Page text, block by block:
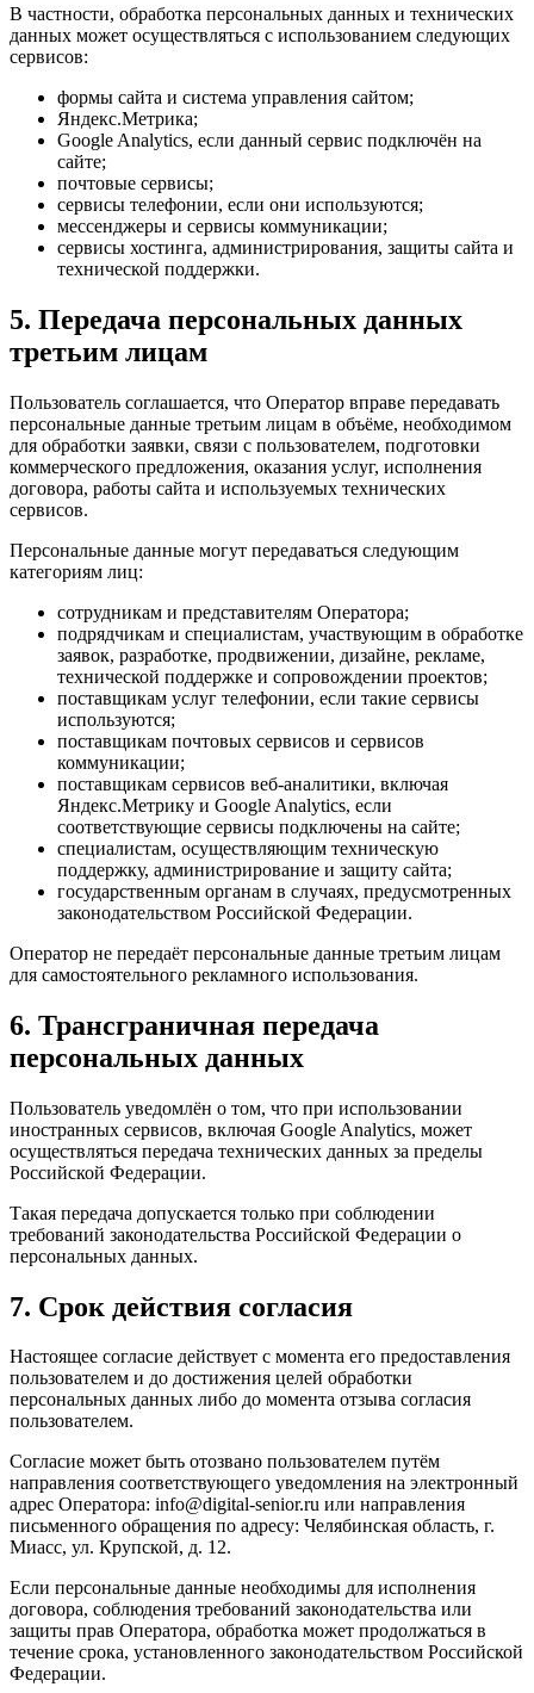
В частности, обработка персональных данных и технических
данных может осуществляться с использованием следующих
сервисов:
формы сайта и система управления сайтом;
Яндекс.Метрика;
Google Analytics, если данный сервис подключён на
сайте;
почтовые сервисы;
сервисы телефонии, если они используются;
мессенджеры и сервисы коммуникации;
сервисы хостинга, администрирования, защиты сайта и
технической поддержки.
5. Передача персональных данных
третьим лицам
Пользователь соглашается, что Оператор вправе передавать
персональные данные третьим лицам в объёме, необходимом
для обработки заявки, связи с пользователем, подготовки
коммерческого предложения, оказания услуг, исполнения
договора, работы сайта и используемых технических
сервисов.
Персональные данные могут передаваться следующим
категориям лиц:
сотрудникам и представителям Оператора;
подрядчикам и специалистам, участвующим в обработке
заявок, разработке, продвижении, дизайне, рекламе,
технической поддержке и сопровождении проектов;
поставщикам услуг телефонии, если такие сервисы
используются;
поставщикам почтовых сервисов и сервисов
коммуникации;
поставщикам сервисов веб-аналитики, включая
Яндекс.Метрику и Google Analytics, если
соответствующие сервисы подключены на сайте;
специалистам, осуществляющим техническую
поддержку, администрирование и защиту сайта;
государственным органам в случаях, предусмотренных
законодательством Российской Федерации.
Оператор не передаёт персональные данные третьим лицам
для самостоятельного рекламного использования.
6. Трансграничная передача
персональных данных
Пользователь уведомлён о том, что при использовании
иностранных сервисов, включая Google Analytics, может
осуществляться передача технических данных за пределы
Российской Федерации.
Такая передача допускается только при соблюдении
требований законодательства Российской Федерации о
персональных данных.
7. Срок действия согласия
Настоящее согласие действует с момента его предоставления
пользователем и до достижения целей обработки
персональных данных либо до момента отзыва согласия
пользователем.
Согласие может быть отозвано пользователем путём
направления соответствующего уведомления на электронный
адрес Оператора: info@digital-senior.ru или направления
письменного обращения по адресу: Челябинская область, г.
Миасс, ул. Крупской, д. 12.
Если персональные данные необходимы для исполнения
договора, соблюдения требований законодательства или
защиты прав Оператора, обработка может продолжаться в
течение срока, установленного законодательством Российской
Федерации.